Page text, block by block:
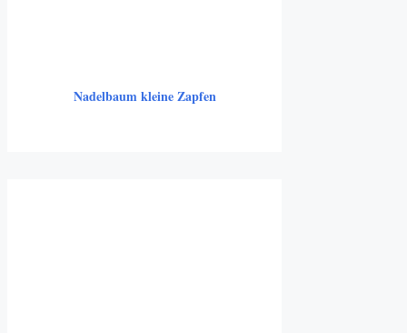
Nadelbaum kleine Zapfen